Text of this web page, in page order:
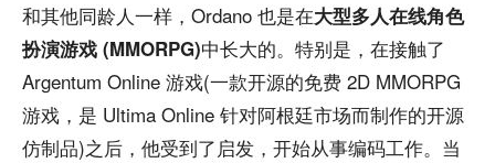
和其他同龄人一样，Ordano 也是在大型多人在线角色
扮演游戏 (MMORPG)中长大的。特别是，在接触了
Argentum Online 游戏(一款开源的免费 2D MMORPG
游戏，是 Ultima Online 针对阿根廷市场而制作的开源
仿制品)之后，他受到了启发，开始从事编码工作。当